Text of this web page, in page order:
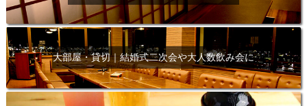
大部屋・貸切｜結婚式二次会や大人数飲み会に